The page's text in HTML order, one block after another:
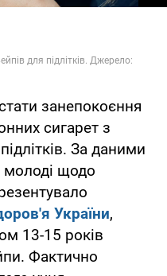
занепокоєння
сигарет з
За даними
молоді щодо
України,
13-15 років
Фактично